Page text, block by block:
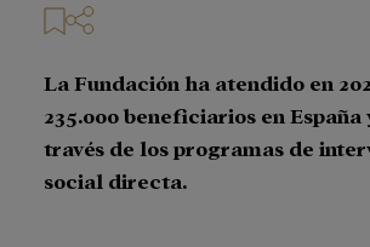
La Fundación ha atendido en
235.000 beneficiarios en
través de los programas de
social directa.